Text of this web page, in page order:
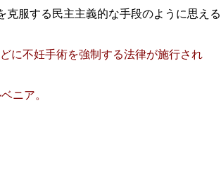
克服する民主主義的な手段のように思える
に不妊手術を強制する法律が施行され
ニア。